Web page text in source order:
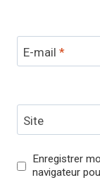
E-mail *
Site
Enregistrer
navigateur